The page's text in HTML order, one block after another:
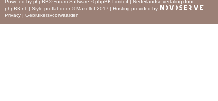
Powered by phpBB® Forum Software © phpBB Limited | Nederlandse vertaling door
phpBB.nl
| Style proflat door © Mazeltof 2017 | Hosting provided by
Privacy | Gebruikersvoorwaarden